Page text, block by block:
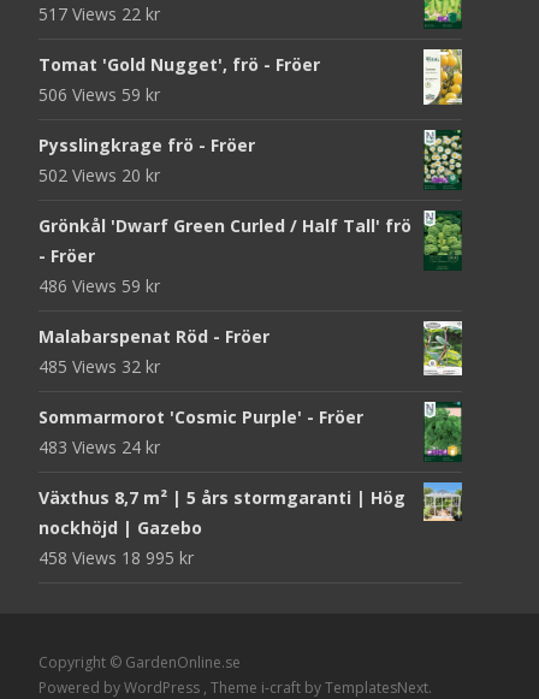
517 Views 22 kr
Tomat 'Gold Nugget', frö - Fröer
506 Views 59 kr
Pysslingkrage frö - Fröer
502 Views 20 kr
Grönkål 'Dwarf Green Curled / Half Tall' frö
- Fröer
486 Views 59 kr
Malabarspenat Röd - Fröer
485 Views 32 kr
Sommarmorot 'Cosmic Purple' - Fröer
483 Views 24 kr
Växthus 8,7 m² | 5 års stormgaranti | Hög
nockhöjd | Gazebo
458 Views 18 995 kr
Copyright © GardenOnline.se
Powered by WordPress , Theme i-craft by TemplatesNext.